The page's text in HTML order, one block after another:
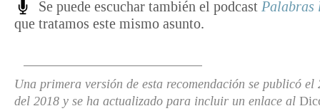
Se puede escuchar también el podcast Palabras
que tratamos este mismo asunto.
Una primera versión de esta recomendación se publicó el
del 2018 y se ha actualizado para incluir un enlace al